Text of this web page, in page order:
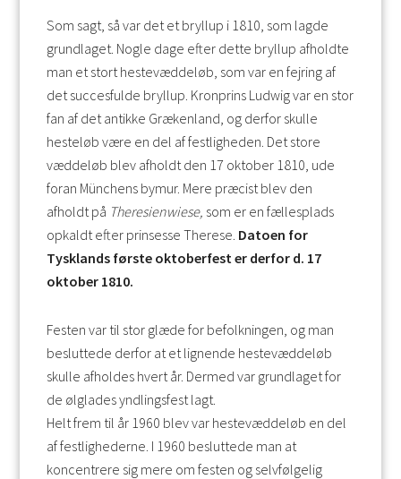
Som sagt, så var det et bryllup i 1810, som lagde
grundlaget. Nogle dage efter dette bryllup afholdte
man et stort hestevæddeløb, som var en fejring af
det succesfulde bryllup. Kronprins Ludwig var en stor
fan af det antikke Grækenland, og derfor skulle
hesteløb være en del af festligheden. Det store
væddeløb blev afholdt den 17 oktober 1810, ude
foran Münchens bymur. Mere præcist blev den
afholdt på Theresienwiese, som er en fællesplads
opkaldt efter prinsesse Therese. Datoen for
Tysklands første oktoberfest er derfor d. 17
oktober 1810.
Festen var til stor glæde for befolkningen, og man
besluttede derfor at et lignende hestevæddeløb
skulle afholdes hvert år. Dermed var grundlaget for
de ølglades yndlingsfest lagt.
Helt frem til år 1960 blev var hestevæddeløb en del
af festlighederne. I 1960 besluttede man at
koncentrere sig mere om festen og selvfølgelig